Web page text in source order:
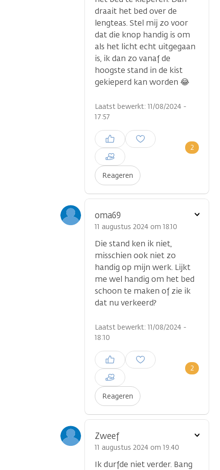
draait het bed over de
lengteas. Stel mij zo voor
dat die knop handig is om
als het licht echt uitgegaan
is, ik dan zo vanaf de
hoogste stand in de kist
gekieperd kan worden 😂
Laatst bewerkt: 11/08/2024 -
17:57
Reageren
2
Inloggen om een reactie te
plaatsen
oma69
11 augustus 2024 om 18.10
Die stand ken ik niet,
misschien ook niet zo
handig op mijn werk. Lijkt
me wel handig om het bed
schoon te maken of zie ik
dat nu verkeerd?
Laatst bewerkt: 11/08/2024 -
18:10
Reageren
2
Inloggen om een reactie te
plaatsen
Toon
Zweef
11 augustus 2024 om 19.40
Ik durfde niet verder. Bang
Toon